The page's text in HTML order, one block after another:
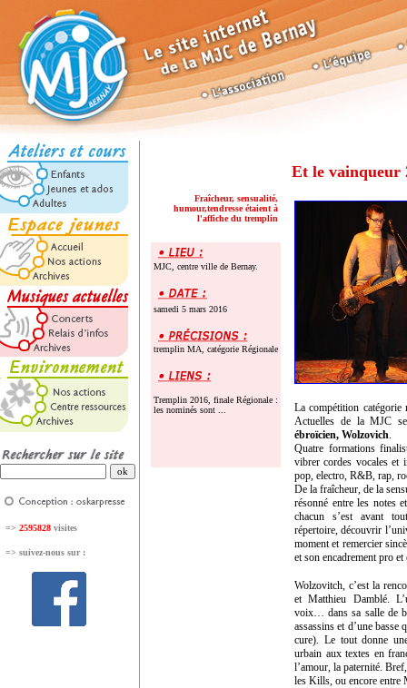
=> 2595828 visites
=> suivez-nous sur :
Fraîcheur, sensualité,
humour,tendresse étaient à
l'affiche du tremplin
MJC, centre ville de Bernay.
samedi 5 mars 2016
tremplin MA, catégorie Régionale
Tremplin 2016, finale Régionale :
les nominés sont ...
Et le vainqueur
La compétition
Actuelles de la MJC
ébroïcien, Wolzovich.
Quatre formations
vibrer cordes vocales et
pop, electro, R&B, rap,
De la fraîcheur, de la
résonné entre les notes
chacun s’est avant
répertoire, découvrir
moment et remercier
et son encadrement pro
Wolzovitch, c’est la
et Matthieu Damblé.
voix… dans sa salle de
assassins et d’une
cure). Le tout donne
urbain aux textes en
l’amour, la paternité.
les Kills, ou encore entre